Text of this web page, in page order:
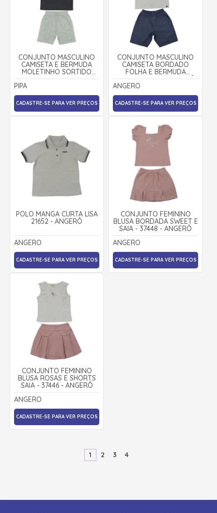
CONJUNTO MASCULINO
CAMISETA E BERMUDA
MOLETINHO SORTIDO
9002909 - PIPA
PIPA
CADASTRE-SE PARA VER PREÇOS
CONJUNTO MASCULINO
CAMISETA BORDADO
FOLHA E BERMUDA
TECIDO 29069 - ANGERÔ
ANGERO
CADASTRE-SE PARA VER PREÇOS
POLO MANGA CURTA LISA
21652 - ANGERÔ
ANGERO
CADASTRE-SE PARA VER PREÇOS
CONJUNTO FEMININO
BLUSA BORDADA SWEET E
SAIA - 37448 - ANGERÔ
ANGERO
CADASTRE-SE PARA VER PREÇOS
CONJUNTO FEMININO
BLUSA ROSAS E SHORTS
SAIA - 37446 - ANGERÔ
ANGERO
CADASTRE-SE PARA VER PREÇOS
1 2 3 4